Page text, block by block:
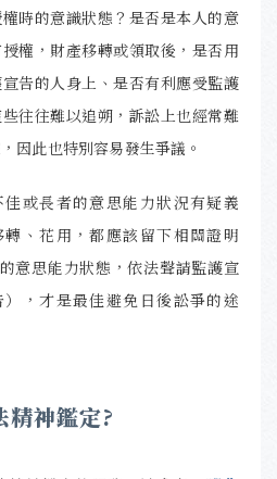
時的意識狀態？是否是本人的意
權，財產移轉或領取後，是否用
告的人身上、是否有利應受監護
往往難以追朔，訴訟上也經常難
因此也特別容易發生爭議。
或長者的意思能力狀況有疑義
、花用，都應該留下相關證明
意思能力狀態，依法聲請監護宣
，才是最佳避免日後訟爭的途
精神鑑定?